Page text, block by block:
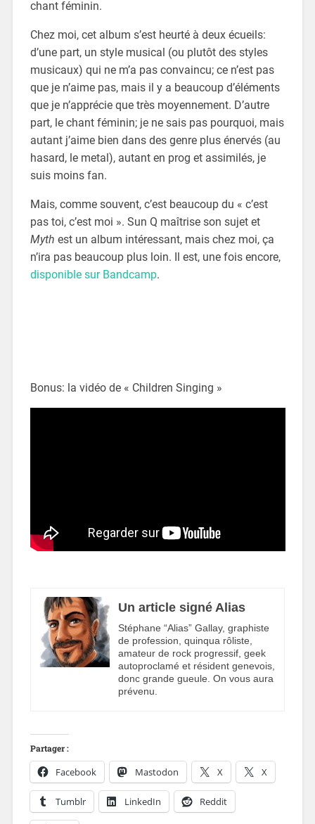
chant féminin.
Chez moi, cet album s’est heurté à deux écueils:
d’une part, un style musical (ou plutôt des styles
musicaux) qui ne m’a pas convaincu; ce n’est pas
que je n’aime pas, mais il y a beaucoup d’éléments
que je n’apprécie que très moyennement. D’autre
part, le chant féminin; je ne sais pas pourquoi, mais
autant j’aime bien dans des genre plus énervés (au
hasard, le metal), autant en prog et assimilés, je
suis moins fan.
Mais, comme souvent, c’est beaucoup du « c’est
pas toi, c’est moi ». Sun Q maîtrise son sujet et
Myth est un album intéressant, mais chez moi, ça
n’ira pas beaucoup plus loin. Il est, une fois encore,
disponible sur Bandcamp.
Bonus: la vidéo de « Children Singing »
Un article signé Alias
Stéphane “Alias” Gallay, graphiste
de profession, quinqua rôliste,
amateur de rock progressif, geek
autoproclamé et résident genevois,
donc grande gueule. On vous aura
prévenu.
Partager :
Facebook Mastodon X X
Tumblr LinkedIn Reddit